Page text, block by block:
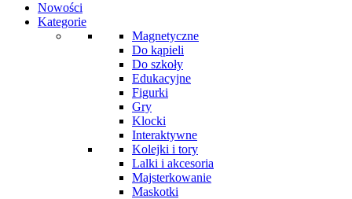
Nowości
Kategorie
Magnetyczne
Do kąpieli
Do szkoły
Edukacyjne
Figurki
Gry
Klocki
Interaktywne
Kolejki i tory
Lalki i akcesoria
Majsterkowanie
Maskotki